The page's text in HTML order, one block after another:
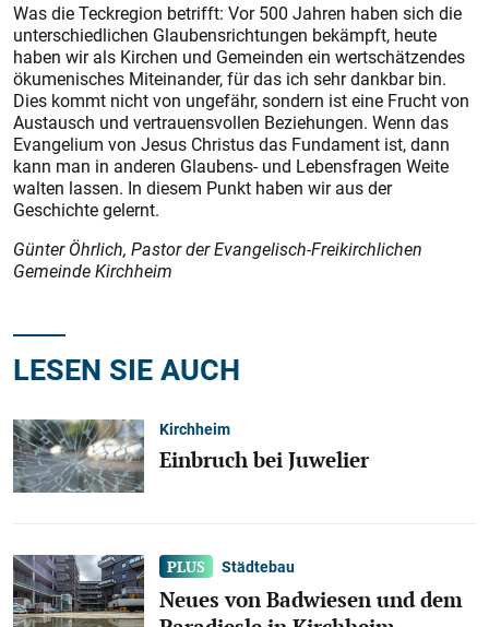
Was die Teckregion betrifft: Vor 500 Jahren haben sich die
unterschiedlichen Glaubensrichtungen bekämpft, heute
haben wir als Kirchen und Gemeinden ein wertschätzendes
ökumenisches Miteinander, für das ich sehr dankbar bin.
Dies kommt nicht von ungefähr, sondern ist eine Frucht von
Austausch und vertrauensvollen Beziehungen. Wenn das
Evangelium von Jesus Christus das Fundament ist, dann
kann man in anderen Glaubens- und Lebensfragen Weite
walten lassen. In diesem Punkt haben wir aus der
Geschichte gelernt.
Günter Öhrlich, Pastor der Evangelisch-Freikirchlichen
Gemeinde Kirchheim
LESEN SIE AUCH
Kirchheim
Einbruch bei Juwelier
Städtebau
Neues von Badwiesen und dem